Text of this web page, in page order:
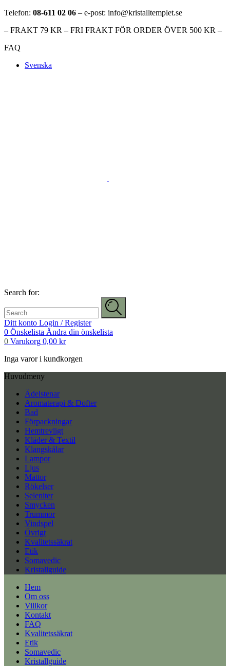
Telefon: 08-611 02 06 – e-post: info@kristalltemplet.se
– FRAKT 79 KR – FRI FRAKT FÖR ORDER ÖVER 500 KR –
FAQ
Svenska
Search for:
Ditt konto Login / Register
0 Önskelista Ändra din önskelista
0 Varukorg 0,00 kr
Inga varor i kundkorgen
Huvudmeny
Ädelstenar
Aromaterapi & Dofter
Bad
Förpackningar
Hemtrevligt
Kläder & Textil
Klangskålar
Lampor
Ljus
Mattor
Rökelser
Seleniter
Smycken
Trummor
Vindspel
Övrigt
Kvalitetssäkrat
Etik
Somavedic
Kristallguide
Hem
Om oss
Villkor
Kontakt
FAQ
Kvalitetssäkrat
Etik
Somavedic
Kristallguide